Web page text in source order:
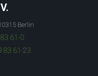
Berlin
61-0
83 61-23